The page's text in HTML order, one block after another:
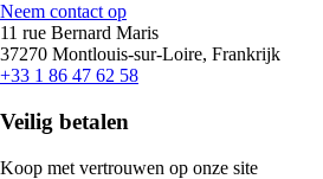
Neem contact op
11 rue Bernard Maris
37270 Montlouis-sur-Loire, Frankrijk
+33 1 86 47 62 58
Veilig betalen
Koop met vertrouwen op onze site